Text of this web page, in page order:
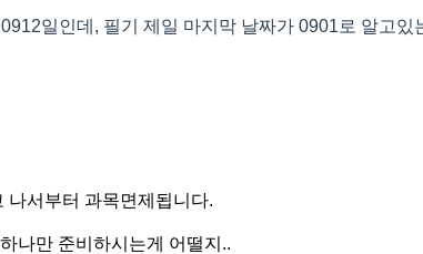
일인데, 필기 제일 마지막 날짜가 0901로 알고있
나서부터 과목면제됩니다.
나만 준비하시는게 어떨지..